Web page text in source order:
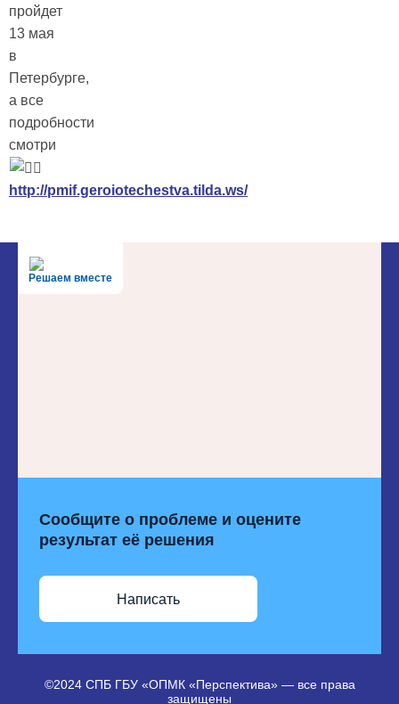
пройдет
13 мая
в
Петербурге,
а все
подробности
смотри
http://pmif.geroiotechestva.tilda.ws/
Решаем вместе
Сообщите о проблеме и оцените
результат её решения
Написать
©2024 СПБ ГБУ «ОПМК «Перспектива» — все права
защищены